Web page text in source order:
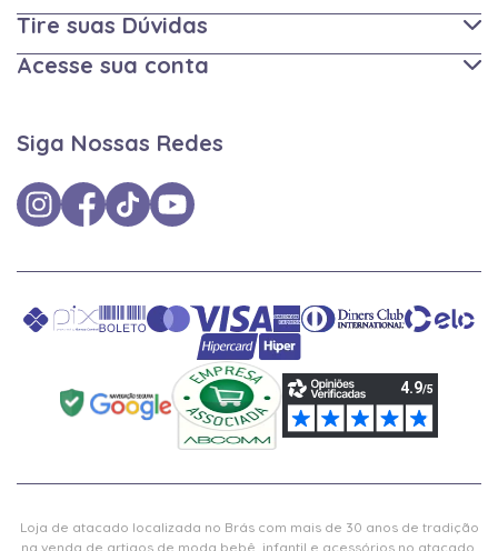
Tire suas Dúvidas
Acesse sua conta
Siga Nossas Redes
Loja de atacado localizada no Brás com mais de 30 anos de tradição
na venda de artigos de moda bebê, infantil e acessórios no atacado,